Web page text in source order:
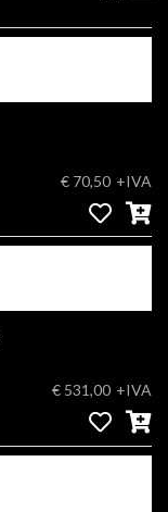
€ 70,50 +IVA
€ 531,00 +IVA